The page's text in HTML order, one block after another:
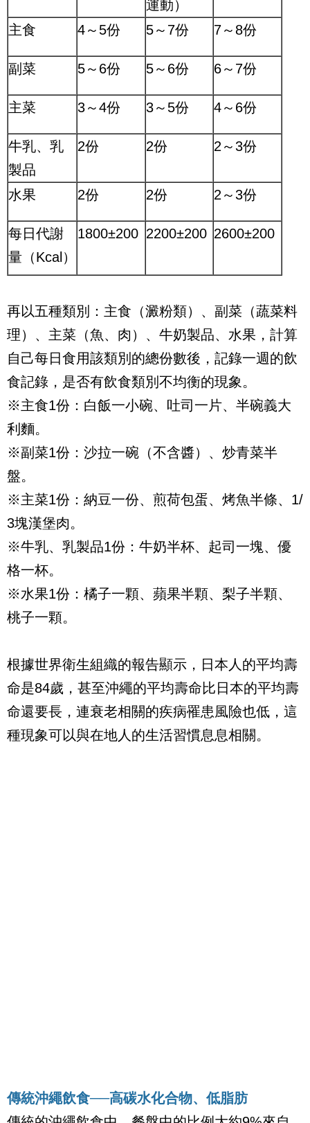
運動）
主食 4～ 5份 5～ 7份 7～ 8份
副菜 5～ 6份 5～ 6份 6～ 7份
主菜 3～4份 3～ 5份 4～ 6份
牛乳、乳
製品
2份 2份 2 ～3份
水果 2份 2份 2 ～3份
每日代謝
量（Kcal ）
1800±200 2200±200 2600±200
再以五種類別：主食（澱粉類）、副菜（蔬菜料
理）、主菜（魚、肉）、牛奶製品、水果，計算
自己每日食用該類別的總份數後，記錄一週的飲
食記錄，是否有飲食類別不均衡的現象。
※主食1份：白飯一小碗、吐司一片、半碗義大
利麵。
※副菜1份：沙拉一碗（不含醬）、炒青菜半
盤。
※主菜1份：納豆一份、煎荷包蛋、烤魚半條、 1/
3塊漢堡肉。
※牛乳、乳製品1份：牛奶半杯、起司一塊、優
格一杯。
※水果1份：橘子一顆、蘋果半顆、梨子半顆、
桃子一顆。
根據世界衛生組織的報告顯示，日本人的平均壽
命是84歲，甚至沖繩的平均壽命比日本的平均壽
命還要長，連衰老相關的疾病罹患風險也低，這
種現象可以與在地人的生活習慣息息相關。
傳統沖繩飲食──高碳水化合物、低脂肪